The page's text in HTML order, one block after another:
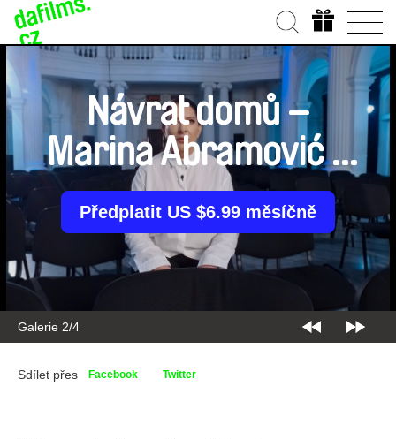
Galerie 2/4
Návrat domů –
Marina Abramović a
její děti
Předplatit US $6.99 měsíčně
Sdílet přes Facebook Twitter